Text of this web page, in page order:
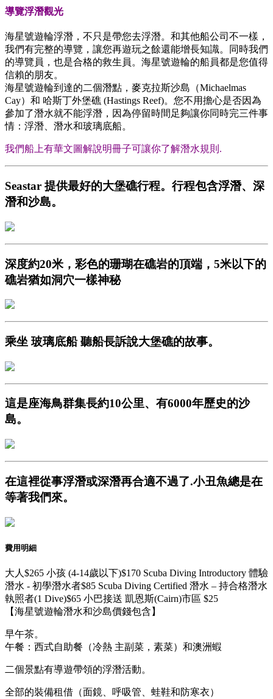
導覽浮潛觀光
海星號遊輪浮潛，不只是帶您去浮潛。和其他船公司不一樣，
我們有完整的導覽，讓您再遊玩之餘還能增長知識。同時我們
的導覽員，也是合格的救生員。海星號遊輪的船員都是您值得
信賴的朋友。
海星號遊輪到達的二個潛點，麥克拉斯沙島（Michaelmas
Cay）和 哈斯丁外堡礁 (Hastings Reef)。您不用擔心是否因為
參加了潛水就不能浮潛，因為停留時間足夠讓你同時完三件事
情：浮潛、潛水和玻璃底船。
我們船上有華文圖解說明冊子可讓你了解潛水規則.
Seastar 提供最好的大堡礁行程。行程包含浮潛、深
潛和沙島。
深度約20米，彩色的珊瑚在礁岩的頂端，5米以下的
礁岩猶如洞穴一樣神秘
乘坐 玻璃底船 聽船長訴說大堡礁的故事。
這是座海鳥群集長約10公里、有6000年歷史的沙
島。
在這裡從事浮潛或深潛再合適不過了.小丑魚總是在
等著我們來。
費用明細
大人 $265 小孩 (4-14歲以下)$170 Scuba Diving Introductory 體驗
潛水 - 初學潛水者$85 Scuba Diving Certified 潛水 – 持合格潛水
執照者(1 Dive)$65 小巴接送 凱恩斯(Cairn)市區 $25
【海星號遊輪潛水和沙島價錢包含】
早午茶。
午餐：西式自助餐（冷熱 主副菜，素菜）和澳洲蝦
二個景點有導遊帶領的浮潛活動。
全部的裝備租借（面鏡、呼吸管、蛙鞋和防寒衣）